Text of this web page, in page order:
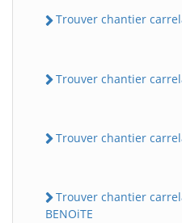
Trouver chantier
Trouver chantier
Trouver chantier
Trouver chantier
BENOiTE